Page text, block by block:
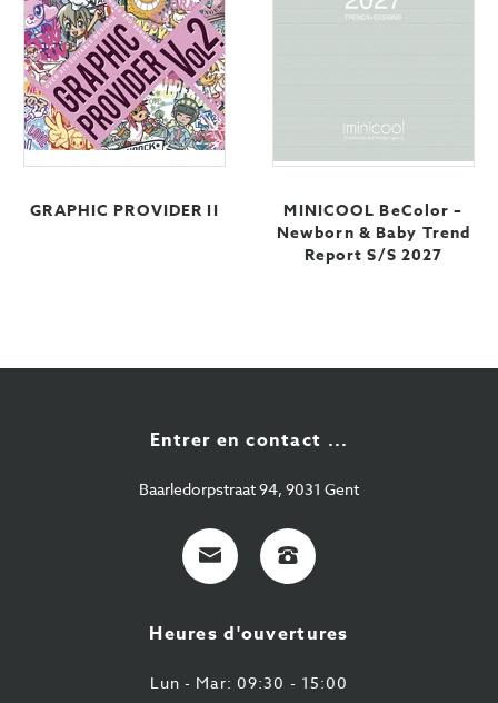
GRAPHIC PROVIDER II
MINICOOL BeColor –
Newborn & Baby Trend
Report S/S 2027
Entrer en contact ...
Baarledorpstraat 94, 9031 Gent
E-
Mail
+32
9
43
87
Heures d'ouvertures
Lun - Mar: 09:30 - 15:00